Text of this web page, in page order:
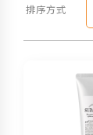
排序方式